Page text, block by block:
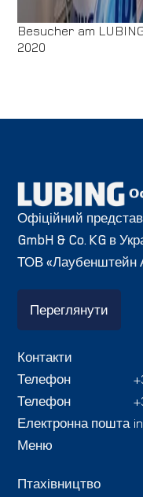
Besucher am
2020
Офіційний
GmbH & Co. KG в
ТОВ «Лаубенштейн
Переглянути
Контакти
Телефон
Телефон
Електронна пошта
Меню
Птахівництво